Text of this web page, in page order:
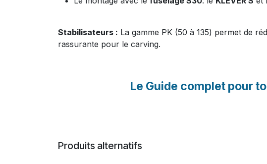
Stabilisateurs : La gamme PK (50 à 135) permet de
rassurante pour le carving.
Le Guide complet pour
Produits alternatifs